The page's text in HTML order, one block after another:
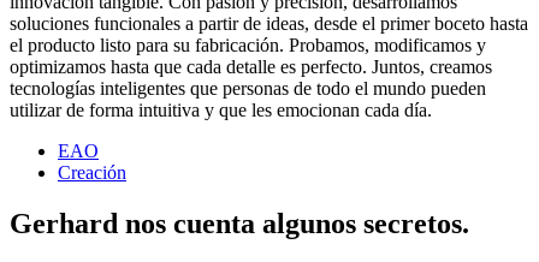
soluciones funcionales a partir de ideas, desde el primer boceto hasta
el producto listo para su fabricación. Probamos, modificamos y
optimizamos hasta que cada detalle es perfecto. Juntos, creamos
tecnologías inteligentes que personas de todo el mundo pueden
utilizar de forma intuitiva y que les emocionan cada día.
EAO
Creación
Gerhard nos cuenta algunos secretos.